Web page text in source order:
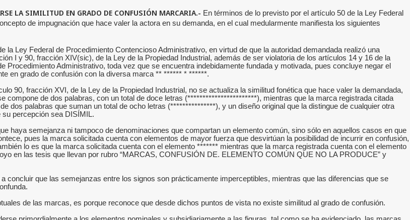
LA SIMILITUD EN GRADO DE CONFUSIÓN MARCARIA.- En términos de lo previsto por el artículo 50 de la Ley Federal
de impugnación que hace valer la actora en su demanda, en el cual medularmente manifiesta los siguientes
Ley Federal de Procedimiento Contencioso Administrativo, en virtud de que la autoridad demandada realizó una
I y 90, fracción XIV(sic), de la Ley de la Propiedad Industrial, además de ser violatoria de los artículos 14 y 16 de la
Administrativo, toda vez que se encuentra indebidamente fundada y motivada, pues concluye negar el
en grado de confusión con la diversa marca ** ****** * ******.
90, fracción XVI, de la Ley de la Propiedad Industrial, no se actualiza la similitud fonética que hace valer la demandada,
compone de dos palabras, con un total de doce letras (***********************), mientras que la marca registrada citada
dos palabras que suman un total de ocho letras (***************), y un diseño original que la distingue de cualquier otra
percepción sea DISÍMIL.
haya semejanza ni tampoco de denominaciones que compartan un elemento común, sino sólo en aquellos casos en que
pues la marca solicitada cuenta con elementos de mayor fuerza que desvirtúan la posibilidad de incurrir en confusión,
lo es que la marca solicitada cuenta con el elemento ******* mientras que la marca registrada cuenta con el elemento
en las tesis que llevan por rubro “MARCAS, CONFUSIÓN DE. ELEMENTO COMÚN QUE NO LA PRODUCE” y
concluir que las semejanzas entre los signos son prácticamente imperceptibles, mientras que las diferencias que se
de las marcas, es porque reconoce que desde dichos puntos de vista no existe similitud al grado de confusión.